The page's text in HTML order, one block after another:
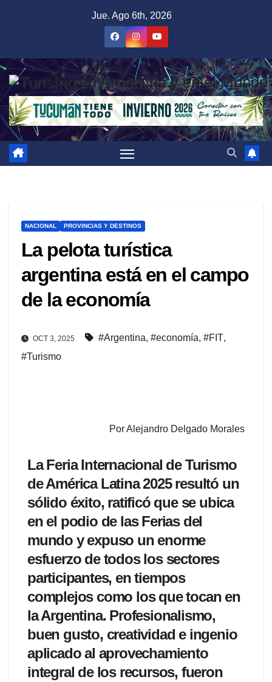
Jue. Ago 6th, 2026
NACIONAL PROVINCIAS Y DESTINOS
La pelota turística
argentina está en el campo
de la economía
OCT 3, 2025 #Argentina, #economía, #FIT,
#Turismo
Por Alejandro Delgado Morales
La Feria Internacional de Turismo
de América Latina 2025 resultó un
sólido éxito, ratificó que se ubica
en el podio de las Ferias del
mundo y expuso un enorme
esfuerzo de todos los sectores
participantes, en tiempos
complejos como los que tocan en
la Argentina. Profesionalismo,
buen gusto, creatividad e ingenio
aplicado al aprovechamiento
integral de los recursos, fueron